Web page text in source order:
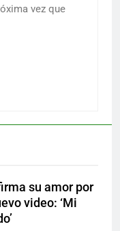
vez que
su amor por
video: ‘Mi